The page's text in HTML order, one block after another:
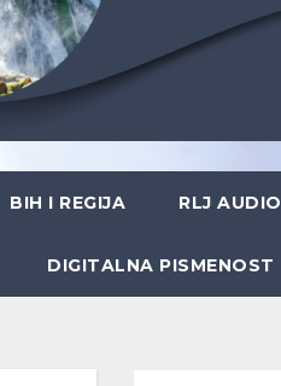
BIH I REGIJA RLJ AUDIO
DIGITALNA PISMENOST